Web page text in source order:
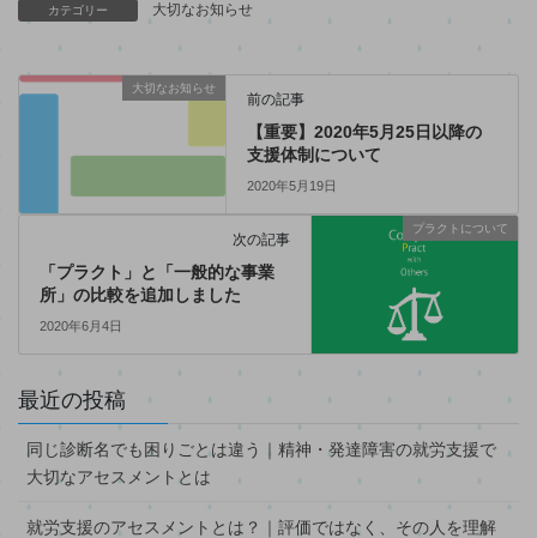
カテゴリー 大切なお知らせ
大切なお知らせ
前の記事
【重要】2020年5月25日以降の
支援体制について
2020年5月19日
プラクトについて
次の記事
「プラクト」と「一般的な事業
所」の比較を追加しました
2020年6月4日
最近の投稿
同じ診断名でも困りごとは違う｜精神・発達障害の就労支援で
大切なアセスメントとは
就労支援のアセスメントとは？｜評価ではなく、その人を理解